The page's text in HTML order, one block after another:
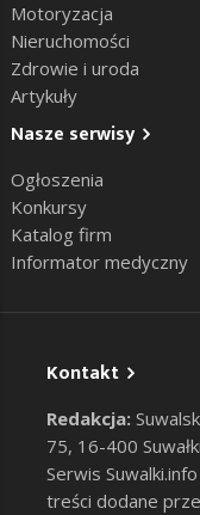
Motoryzacja
Nieruchomości
Zdrowie i uroda
Artykuły
Nasze serwisy
Ogłoszenia
Konkursy
Katalog firm
Informator medyczny
Kontakt
Redakcja:
75, 16-400 Suwałki
Serwis
treści dodane